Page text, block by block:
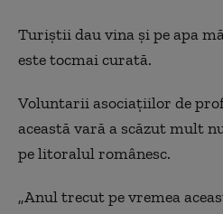
Turiştii dau vina şi pe apa
este tocmai curată.
Voluntarii asociaţiilor de
această vară a scăzut mult
pe litoralul românesc.
„Anul trecut pe vremea